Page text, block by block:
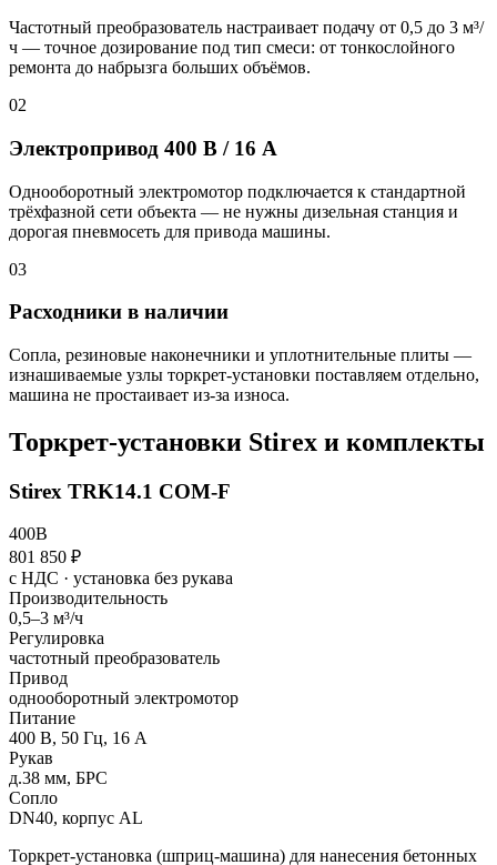
Частотный преобразователь настраивает подачу от 0,5 до 3 м³/
ч — точное дозирование под тип смеси: от тонкослойного
ремонта до набрызга больших объёмов.
02
Электропривод 400 В / 16 А
Однооборотный электромотор подключается к стандартной
трёхфазной сети объекта — не нужны дизельная станция и
дорогая пневмосеть для привода машины.
03
Расходники в наличии
Сопла, резиновые наконечники и уплотнительные плиты —
изнашиваемые узлы торкрет-установки поставляем отдельно,
машина не простаивает из-за износа.
Торкрет-установки Stirex и комплекты
Stirex TRK14.1 COM-F
400В
801 850 ₽
с НДС · установка без рукава
Производительность
0,5–3 м³/ч
Регулировка
частотный преобразователь
Привод
однооборотный электромотор
Питание
400 В, 50 Гц, 16 А
Рукав
д.38 мм, БРС
Сопло
DN40, корпус AL
Торкрет-установка (шприц-машина) для нанесения бетонных